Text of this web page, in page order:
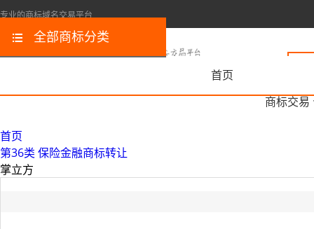
专业的商标域名交易平台
首页
商标交易
全部商标分类
首页
第36类 保险金融商标转让
掌立方